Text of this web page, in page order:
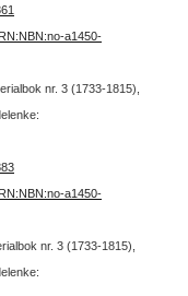
a1450-
nr. 3 (1733-1815),
a1450-
nr. 3 (1733-1815),